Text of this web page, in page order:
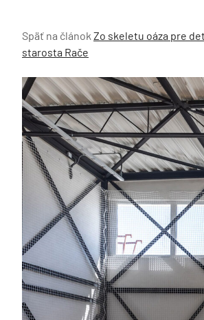
Späť na článok Zo skeletu oáza pre
starosta Rače